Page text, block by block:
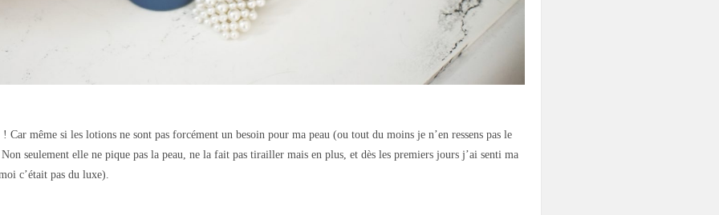
! Car même si les lotions ne sont pas forcément un besoin pour ma peau (ou tout du moins je n’en ressens pas le
seulement elle ne pique pas la peau, ne la fait pas tirailler mais en plus, et dès les premiers jours j’ai senti ma
c’était pas du luxe).